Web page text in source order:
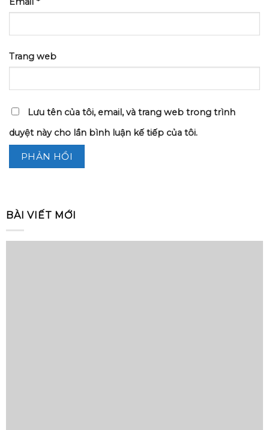
Trang web
Lưu tên của tôi, email, và trang web trong trình
duyệt này cho lần bình luận kế tiếp của tôi.
BÀI VIẾT MỚI